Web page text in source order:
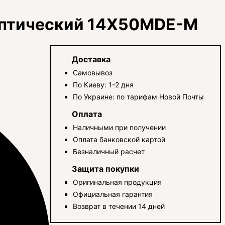
14X50MDE-M
Доставка
Самовывоз
По Киеву: 1-2 дня
По Украине: по тарифам Новой Почты
Оплата
Наличными при получении
Оплата банковской картой
Безналичный расчет
Защита покупки
Оригинальная продукция
Официальная гарантия
Возврат в течении 14 дней